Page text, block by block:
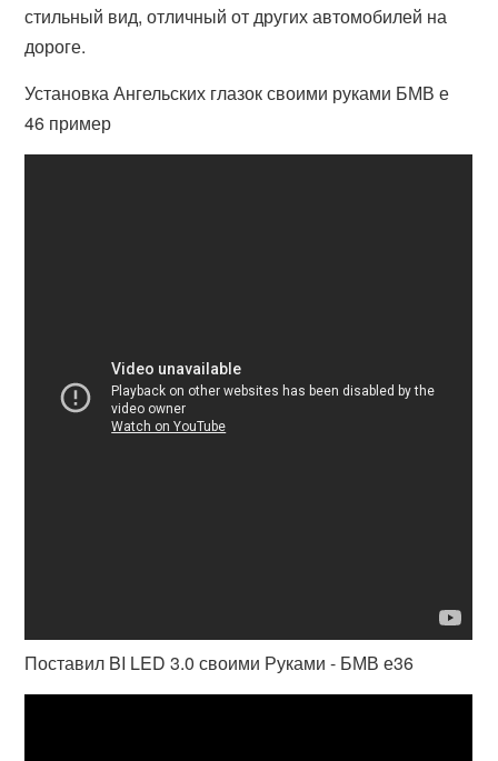
стильный вид, отличный от других автомобилей на
дороге.
Установка Ангельских глазок своими руками БМВ е
46 пример
Поставил BI LED 3.0 своими Руками - БМВ е36